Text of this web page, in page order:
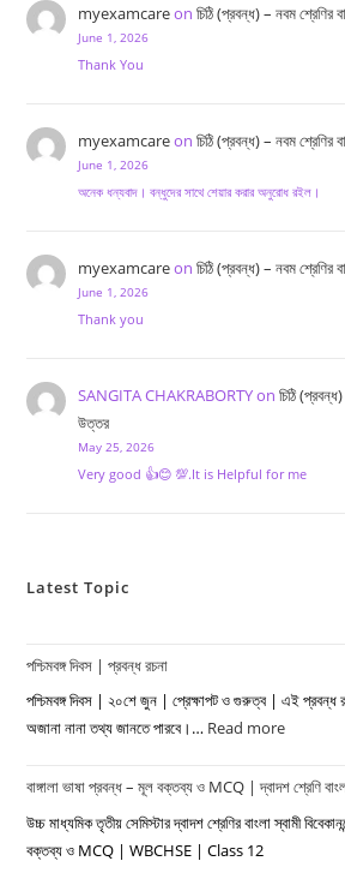
myexamcareon চিঠি (প্রবন্ধ) – নবম শ্রেণির
June 1, 2026
Thank You
myexamcareon চিঠি (প্রবন্ধ) – নবম শ্রেণির
June 1, 2026
অনেক ধন্যবাদ। বন্ধুদের সাথে শেয়ার করার অনুরোধ রইল।
myexamcareon চিঠি (প্রবন্ধ) – নবম শ্রেণির
June 1, 2026
Thank you
SANGITA CHAKRABORTYon চিঠি
উত্তর
May 25, 2026
Very good 👍😊 💯.It is Helpful for me
Latest Topic
পশ্চিমবঙ্গ দিবস | প্রবন্ধ রচনা
পশ্চিমবঙ্গ দিবস | ২০শে জুন | প্রেক্ষাপট ও গুরুত্ব | এই প্রবন্ধ
অজানা নানা তথ্য জানতে পারবে।… Read more:
দিবস
|
বাঙ্গালা ভাষা প্রবন্ধ – মূল বক্তব্য ও MCQ | দ্বাদশ শ্রেণি
উচ্চ মাধ্যমিক তৃতীয় সেমিস্টার দ্বাদশ শ্রেণির বাংলা স্বামী
বক্তব্য ও MCQ | WBCHSE | Class 12